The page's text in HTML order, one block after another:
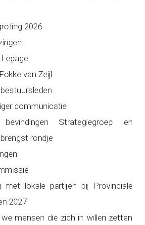
2026
van Zeijl
communicatie
Strategiegroep en
rondje
met lokale partijen bij Provinciale
2027
mensen die zich in willen zetten